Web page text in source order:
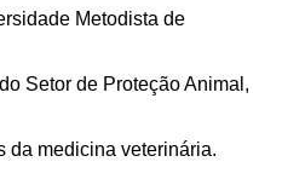
Metodista de
Setor de Proteção Animal,
da medicina veterinária.